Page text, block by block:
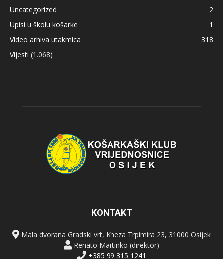
Uncategorized
2
Upisi u školu košarke
1
Video arhiva utakmica
318
Vijesti (1.068)
KONTAKT
Mala dvorana Gradski vrt, Kneza Trpimira 23, 31000 Osijek
Renato Martinko (direktor)
+385 99 315 1241